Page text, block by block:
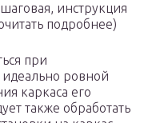
инструкция
подробнее)
при
ровной
каркаса его
также обработать